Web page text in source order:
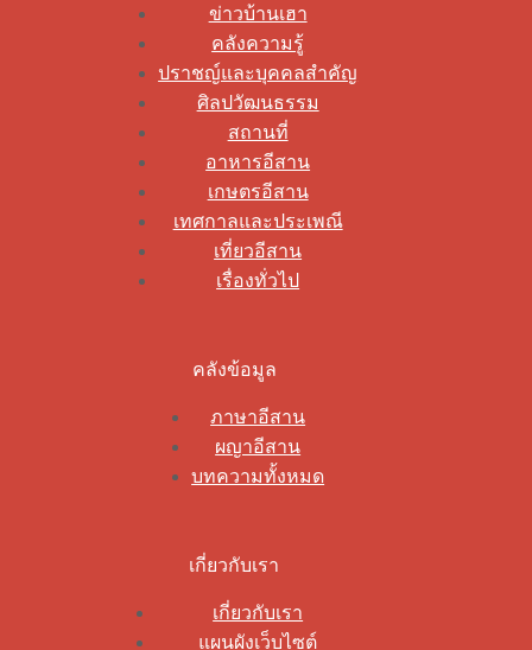
ข่าวบ้านเฮา
คลังความรู้
ปราชญ์และบุคคลสำคัญ
ศิลปวัฒนธรรม
สถานที่
อาหารอีสาน
เกษตรอีสาน
เทศกาลและประเพณี
เที่ยวอีสาน
เรื่องทั่วไป
คลังข้อมูล
ภาษาอีสาน
ผญาอีสาน
บทความทั้งหมด
เกี่ยวกับเรา
เกี่ยวกับเรา
แผนผังเว็บไซต์